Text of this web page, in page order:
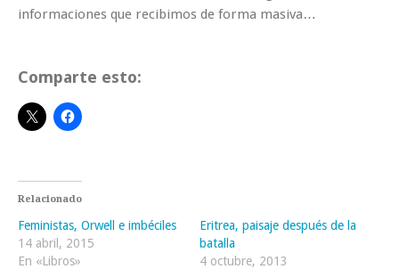
informaciones que recibimos de forma masiva…
Comparte esto:
Relacionado
Feministas, Orwell e imbéciles
14 abril, 2015
En «Libros»
Eritrea, paisaje después de la
batalla
4 octubre, 2013